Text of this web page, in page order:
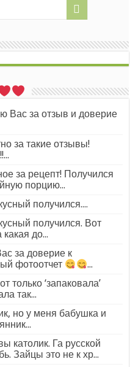
Вас за отзыв и доверие
за такие отзывы!
за рецепт! Получился
порцию...
получился....
получился. Вот
до...
за доверие к
фотоотчет
...
только ‘запаковала’
так...
но у меня бабушка и
католик. Га русской
Зайцы это не к хр...